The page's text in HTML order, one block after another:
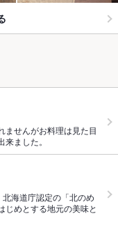
ませんがお料理は見た目
ました。
海道庁認定の「北のめ
じめとする地元の美味と